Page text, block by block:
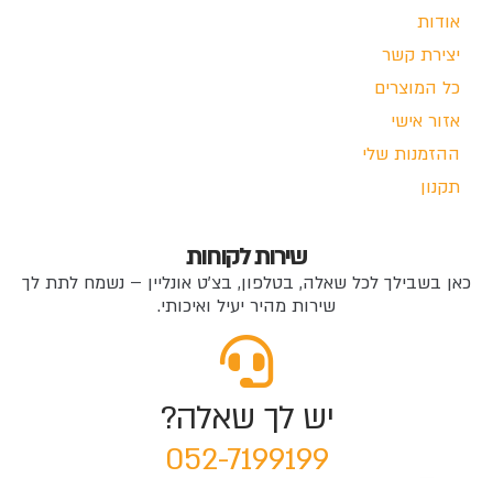
אודות
יצירת קשר
כל המוצרים
אזור אישי
ההזמנות שלי
תקנון
שירות לקוחות
כאן בשבילך לכל שאלה, בטלפון, בצ'ט אונליין – נשמח לתת לך
שירות מהיר יעיל ואיכותי.
יש לך שאלה?
052-7199199